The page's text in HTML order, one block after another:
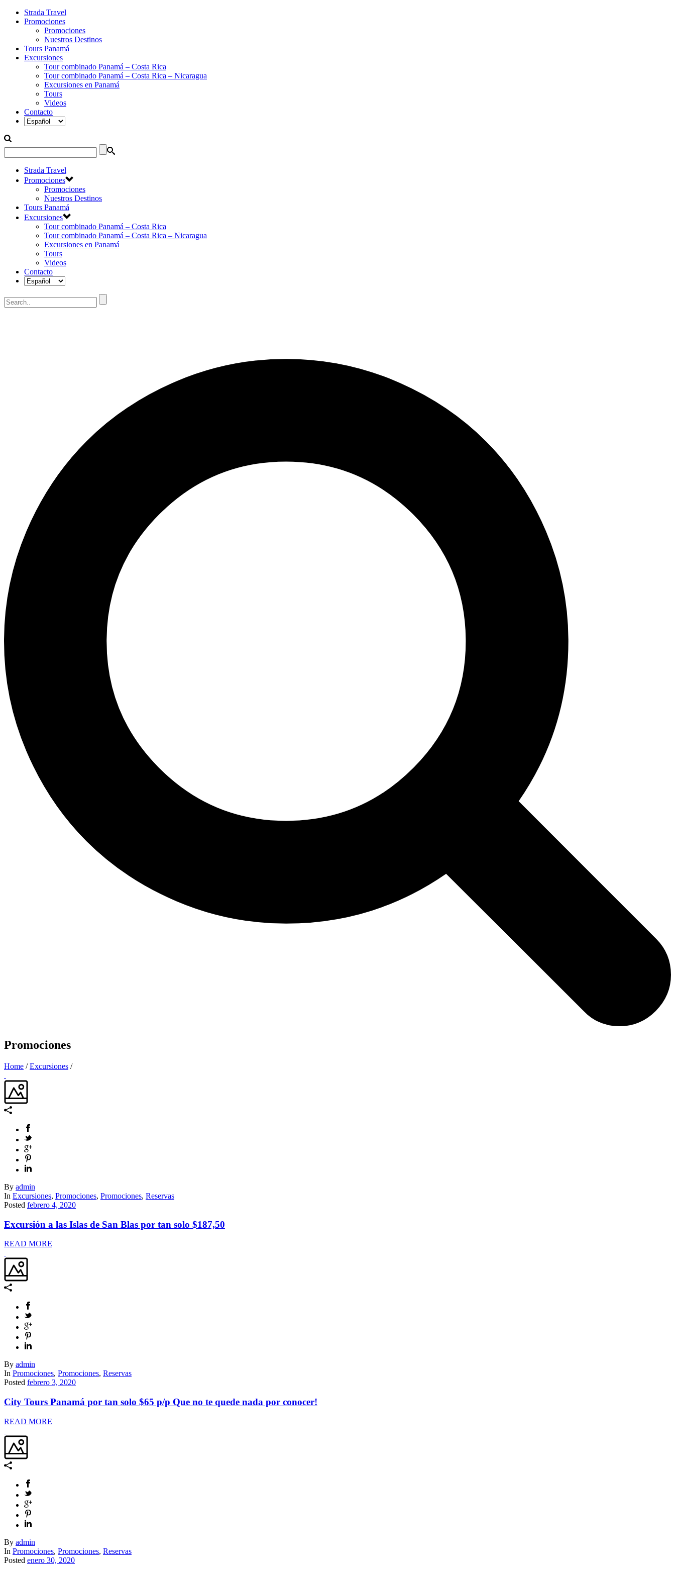
Strada Travel
Promociones
Promociones
Nuestros Destinos
Tours Panamá
Excursiones
Tour combinado Panamá – Costa Rica
Tour combinado Panamá – Costa Rica – Nicaragua
Excursiones en Panamá
Tours
Videos
Contacto
Strada Travel
Promociones
Promociones
Nuestros Destinos
Tours Panamá
Excursiones
Tour combinado Panamá – Costa Rica
Tour combinado Panamá – Costa Rica – Nicaragua
Excursiones en Panamá
Tours
Videos
Contacto
Promociones
Home /Excursiones /
By admin
In Excursiones, Promociones, Promociones, Reservas
Posted febrero 4, 2020
Excursión a las Islas de San Blas por tan solo $187,50
READ MORE
By admin
In Promociones, Promociones, Reservas
Posted febrero 3, 2020
City Tours Panamá por tan solo $65 p/p Que no te quede nada por conocer!
READ MORE
By admin
In Promociones, Promociones, Reservas
Posted enero 30, 2020